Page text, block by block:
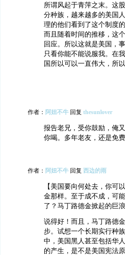
所谓风起于青萍之末。这
分种族，越来越多的美国
理的他们看到了这个制度
而且随着时间的推移，这
回应。所以这就是美国，
只看你能不能说服我。在
国所以可以一直伟大，所
作者： 阿妞不牛 回复 thesunlover
报告老兄，受你鼓励，俺
你喝。多年老友，还是免
作者： 阿妞不牛 回复 西边的雨
【美国要向何处去，你可
金那样。至于成不成，可
了？马丁路德金掀起的巨
说得好！而且，马丁路德
步。试想一个长期实行种
中，美国黑人甚至包括华
的产生，是不是美国宪法